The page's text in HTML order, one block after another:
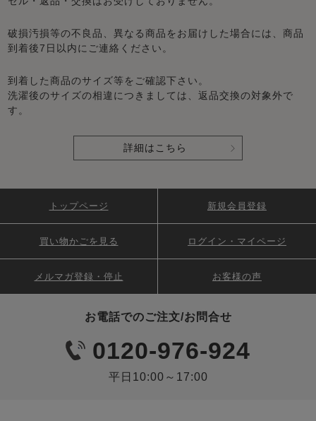
破損汚損等の不良品、異なる商品をお届けした場合には、商品
到着後7日以内にご連絡ください。
到着した商品のサイズ等をご確認下さい。
洗濯後のサイズの相違につきましては、返品交換の対象外で
す。
詳細はこちら
お電話でのご注文/お問合せ
0120-976-924
平日10:00～17:00
トップページ 新規会員登録
買い物かごを見る ログイン・マイページ
メルマガ登録・停止 お客様の声